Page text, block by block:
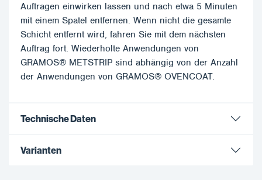
Auftragen einwirken lassen und nach etwa 5 Minuten
mit einem Spatel entfernen. Wenn nicht die gesamte
Schicht entfernt wird, fahren Sie mit dem nächsten
Auftrag fort. Wiederholte Anwendungen von
GRAMOS® METSTRIP sind abhängig von der Anzahl
der Anwendungen von GRAMOS® OVENCOAT.
Technische Daten
Varianten